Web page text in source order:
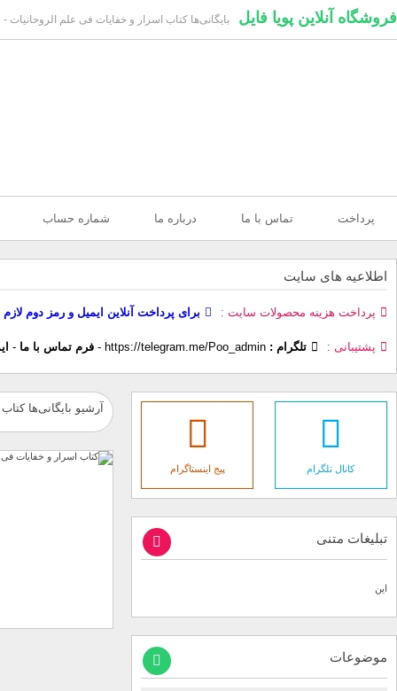
فروشگاه آنلاین پویا فایل بایگانی‌ها کتاب اسرار و خفایات فی علم الروحانیات -
پرداخت تماس با ما درباره ما شماره حساب
اطلاعیه های سایت
پرداخت هزینه محصولات سایت برای پرداخت آنلاین ایمیل و رمز دوم
پشتیبانی تلگرام : https://telegram.me/Poo_admin
- فرم تماس با ما -
آرشیو بایگانی‌ها
کانال تلگرام پیج اینستاگرام
تبلیغات متنی
این
موضوعات